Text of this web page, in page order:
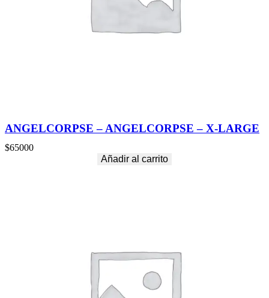
ANGELCORPSE – ANGELCORPSE – X-LARGE
$65000
Añadir al carrito